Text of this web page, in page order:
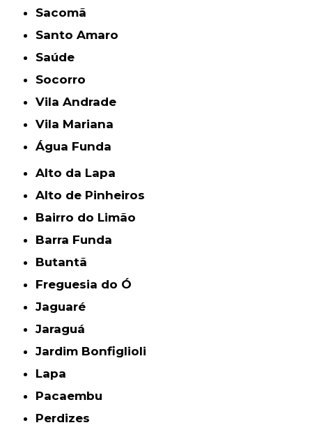
Sacomã
Santo Amaro
Saúde
Socorro
Vila Andrade
Vila Mariana
Água Funda
Alto da Lapa
Alto de Pinheiros
Bairro do Limão
Barra Funda
Butantã
Freguesia do Ó
Jaguaré
Jaraguá
Jardim Bonfiglioli
Lapa
Pacaembu
Perdizes